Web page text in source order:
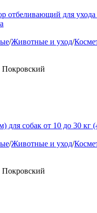
отбеливающий для ухода
/Животные и уход/
для собак от 10 до 30 кг
/Животные и уход/